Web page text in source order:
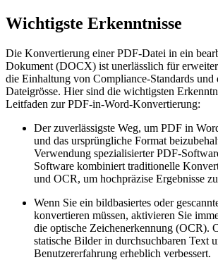
Wichtigste Erkenntnisse
Die Konvertierung einer PDF-Datei in ein
Dokument (DOCX) ist unerlässlich für
die Einhaltung von Compliance-Standards und
Dateigrösse. Hier sind die wichtigsten
Leitfaden zur PDF-in-Word-Konvertierung:
Der zuverlässigste Weg, um PDF in
und das ursprüngliche Format
Verwendung spezialisierter PDF-
Software kombiniert traditionelle
und OCR, um hochpräzise Ergebnisse
Wenn Sie ein bildbasiertes oder
konvertieren müssen, aktivieren Sie
die optische Zeichenerkennung (OCR).
statische Bilder in durchsuchbaren Text
Benutzererfahrung erheblich verbessert.